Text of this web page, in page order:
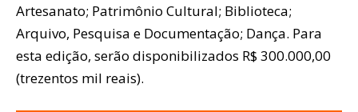
Artesanato; Patrimônio Cultural; Biblioteca;
Arquivo, Pesquisa e Documentação; Dança. Para
esta edição, serão disponibilizados R$ 300.000,00
(trezentos mil reais).